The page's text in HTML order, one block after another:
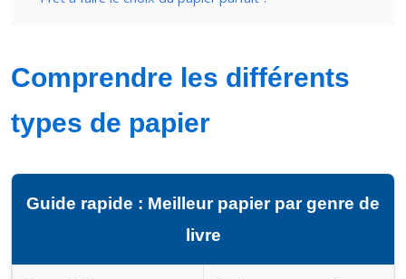
Comprendre les différents
types de papier
Guide rapide : Meilleur papier par genre de
livre